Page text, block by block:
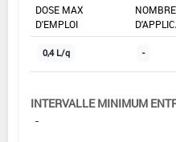
DOSE MAX
D'EMPLOI
0,4 L/q -
INTERVALLE MINIMUM
-